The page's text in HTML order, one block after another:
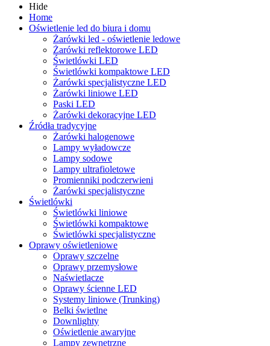
Hide
Home
Oświetlenie led do biura i domu
Żarówki led - oświetlenie ledowe
Żarówki reflektorowe LED
Świetlówki LED
Świetlówki kompaktowe LED
Żarówki specjalistyczne LED
Żarówki liniowe LED
Paski LED
Żarówki dekoracyjne LED
Źródła tradycyjne
Żarówki halogenowe
Lampy wyładowcze
Lampy sodowe
Lampy ultrafioletowe
Promienniki podczerwieni
Żarówki specjalistyczne
Świetlówki
Świetlówki liniowe
Świetlówki kompaktowe
Świetlówki specjalistyczne
Oprawy oświetleniowe
Oprawy szczelne
Oprawy przemysłowe
Naświetlacze
Oprawy ścienne LED
Systemy liniowe (Trunking)
Belki świetlne
Downlighty
Oświetlenie awaryjne
Lampy zewnętrzne